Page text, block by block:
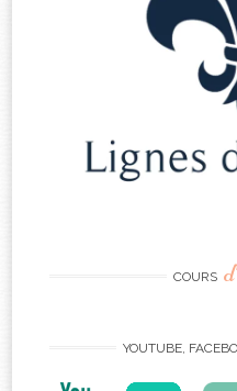
COURS
YOUTUBE,